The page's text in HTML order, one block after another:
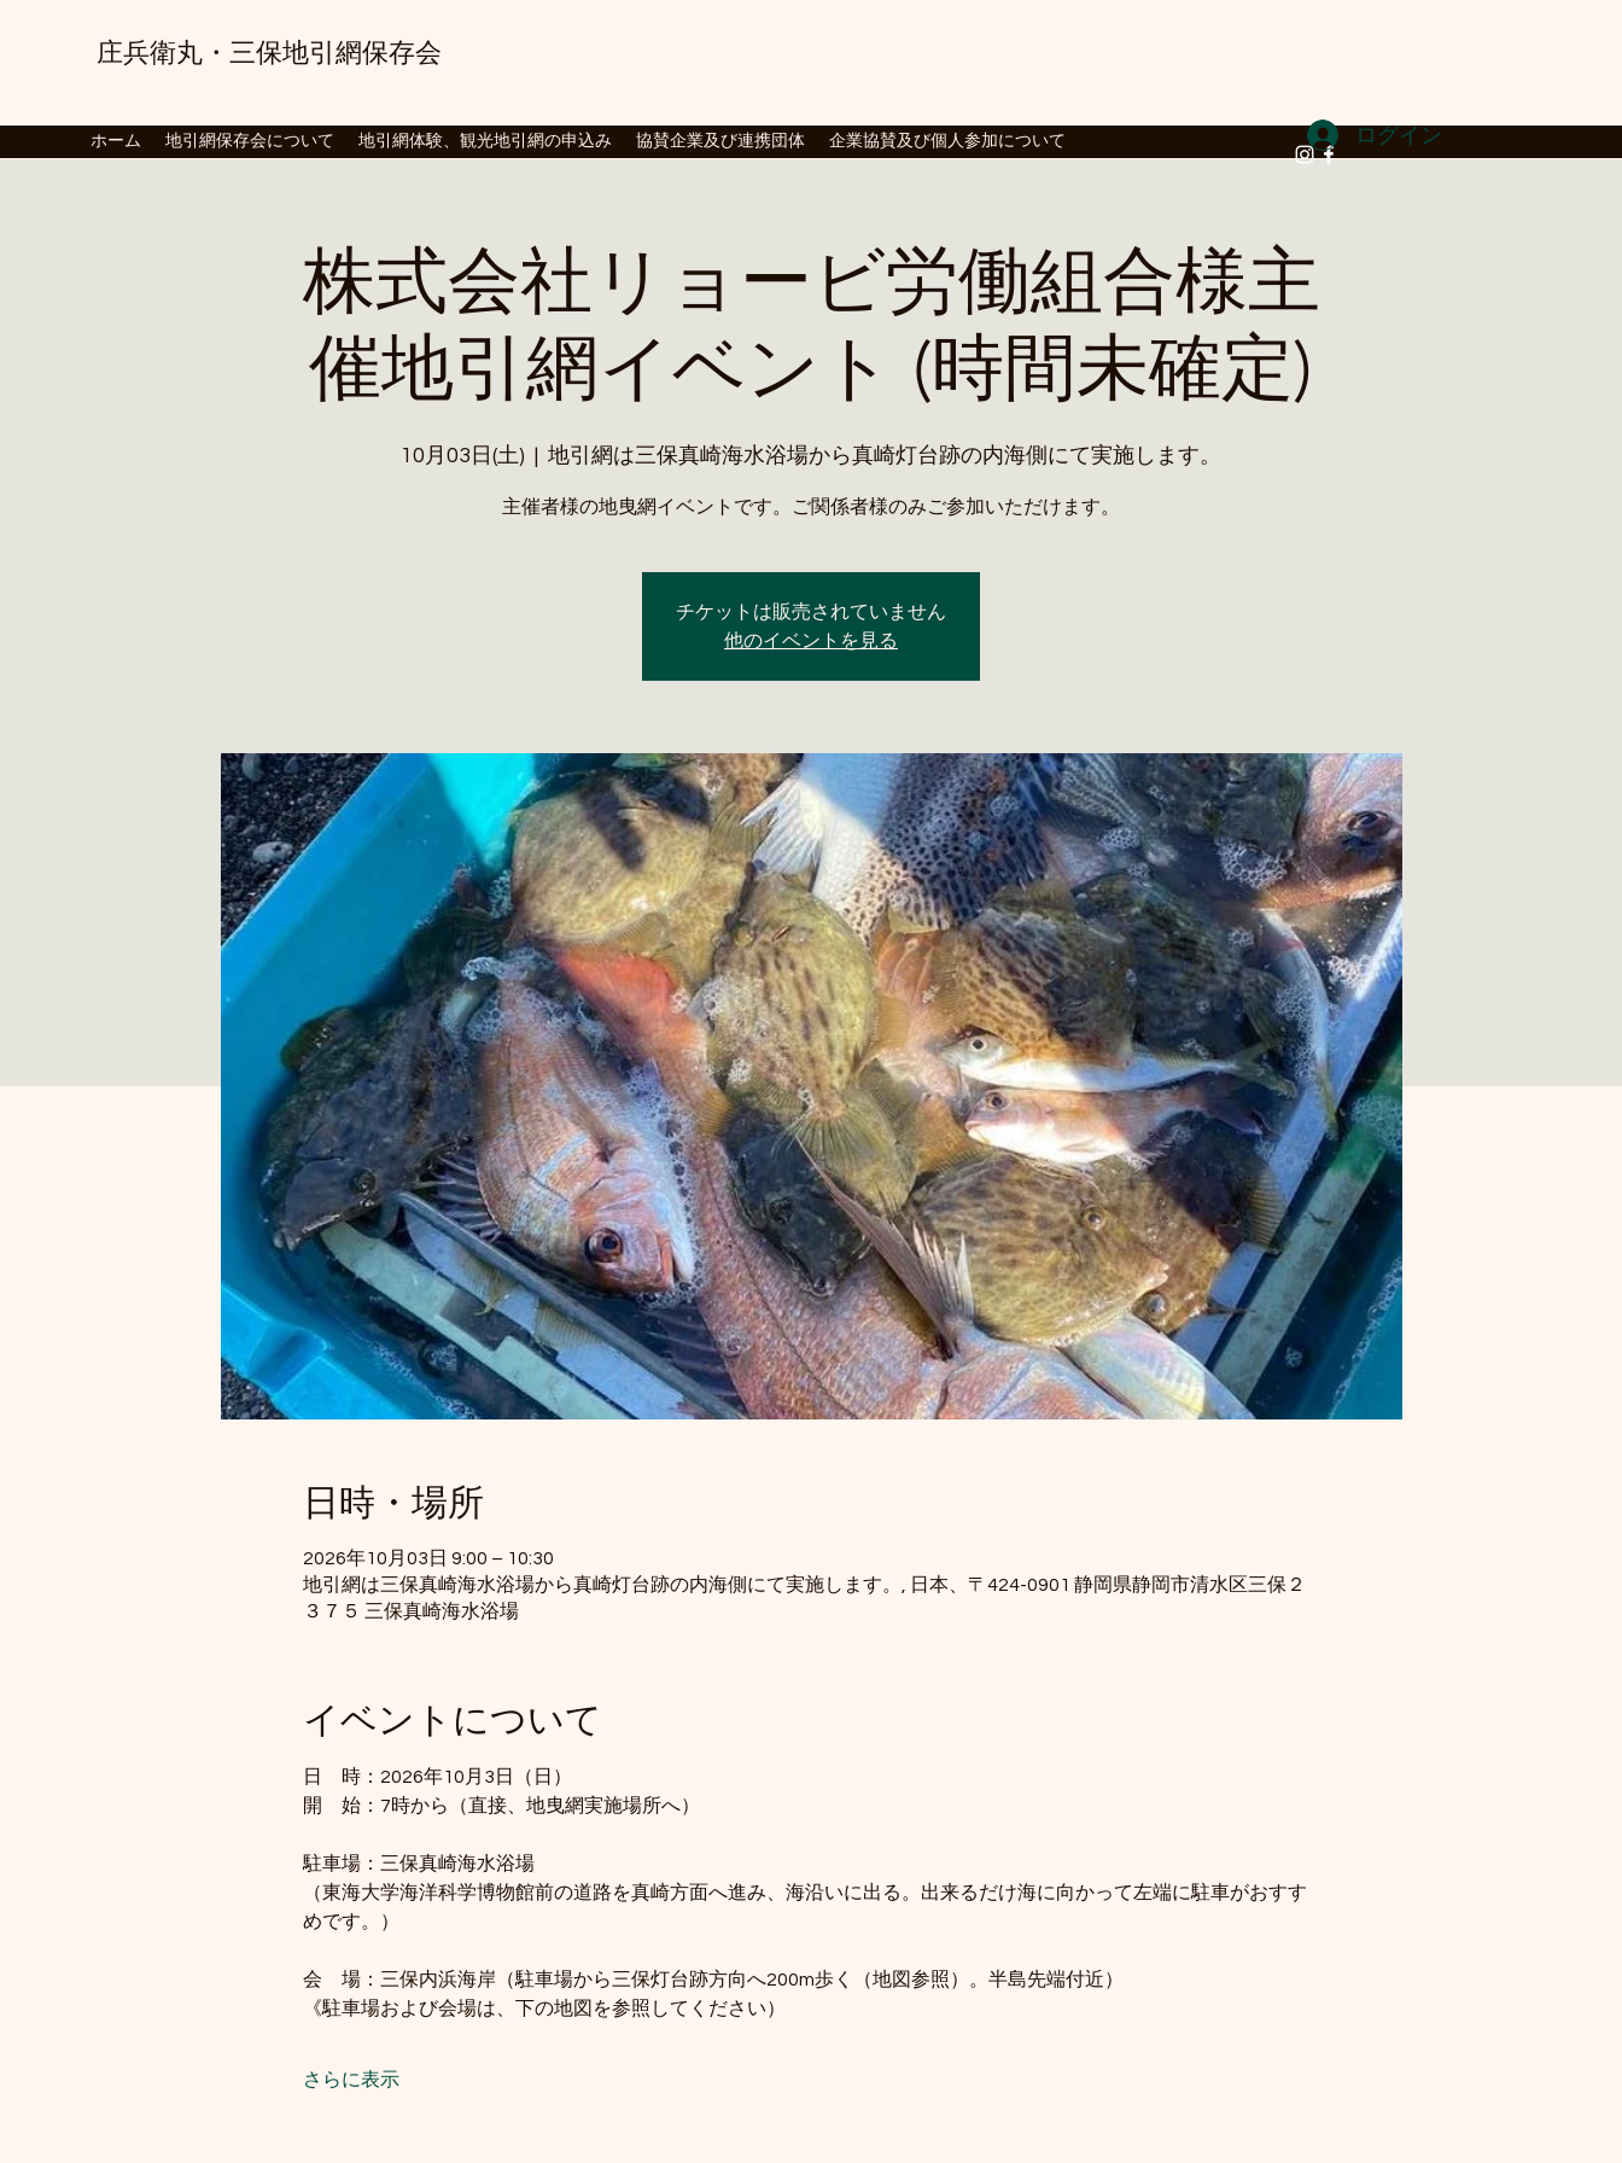
庄兵衛丸・三保地引 網保存会
ホーム 地引網保存会について 地引網体験、観光地引網の申込み 協賛企業及び連携団体 企業協賛及び個人参加について ログイン
株式会社リョービ労働組合様主
催地引網イベント (時間未確定)
10月03日(土)
  |
地引網は三保真崎海水浴場から真崎灯台跡の内海側にて実施します。
主催者様の地曳網イベントです。ご関係者様のみご参加いただけます。
チケットは販売されていません
他のイベントを見る
日時・場所
2026年10月03日 9:00 – 10:30
地引網は三保真崎海水浴場から真崎灯台跡の内海側にて実施します。, 日本、〒424-0901 静岡県静岡市清水区三保２
３７５ 三保真崎海水浴場
イベントについて
日　時：2026年10月3日（日）
開　始：7時から（直接、地曳網実施場所へ）
駐車場：三保真崎海水浴場
（東海大学海洋科学博物館前の道路を真崎方面へ進み、海沿いに出る。出来るだけ海に向かって左端に駐車がおすす
めです。）
会　場：三保内浜海岸（駐車場から三保灯台跡方向へ200m歩く（地図参照）。半島先端付近）
《駐車場および会場は、下の地図を参照してください）
さらに表示